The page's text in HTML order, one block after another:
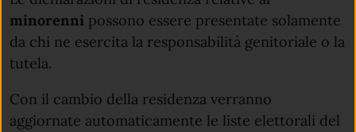
minorenni possono essere presentate solamente
da chi ne esercita la responsabilità genitoriale o la
tutela.
Con il cambio della residenza verranno
aggiornate automaticamente le liste elettorali del